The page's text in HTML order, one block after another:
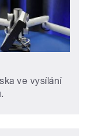
ve vysílání